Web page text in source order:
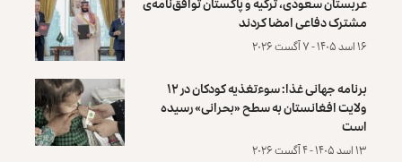
مشترک دفاعی امضا کردند
۱۶ اسد ۱۴۰۵ - ۷ آگست ۲۰۲۶
برنامه جهانی غذا: سوءتغذیه کودکان در ۱۲
ولایت افغانستان به سطح «بحرانی» رسیده
است
۱۳ اسد ۱۴۰۵ - ۴ آگست ۲۰۲۶